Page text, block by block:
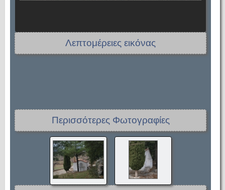
Λεπτομέρειες εικόνας
Περισσότερες Φωτογραφίες